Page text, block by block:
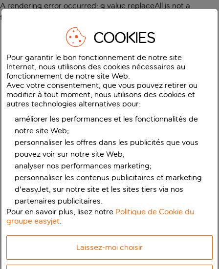
A rendering error occurred: g.value.replaceAll is not a
function
COOKIES
Pour garantir le bon fonctionnement de notre site
Internet, nous utilisons des cookies nécessaires au
fonctionnement de notre site Web.
Avec votre consentement, que vous pouvez retirer ou
modifier à tout moment, nous utilisons des cookies et
autres technologies alternatives pour:
améliorer les performances et les fonctionnalités de
notre site Web;
personnaliser les offres dans les publicités que vous
pouvez voir sur notre site Web;
analyser nos performances marketing;
personnaliser les contenus publicitaires et marketing
d'easyJet, sur notre site et les sites tiers via nos
partenaires publicitaires.
Pour en savoir plus, lisez notre Politique de Cookie du
groupe easyjet.
Laissez-moi choisir